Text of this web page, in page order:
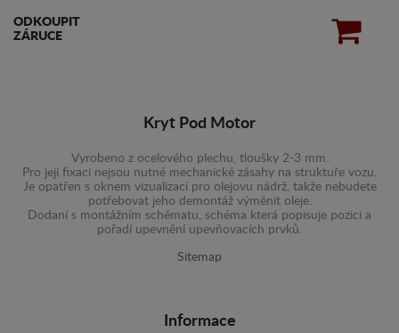
ODKOUPIT
ZÁRUCE
Kryt Pod Motor
Vyrobeno z ocelového plechu, tloušky 2-3 mm.
Pro její fixaci nejsou nutné mechanické zásahy na struktuře vozu.
Je opatřen s oknem vizualizací pro olejovu nádrž, takže nebudete
potřebovat jeho demontáž výměnit oleje.
Dodaní s montážním schématu, schéma která popisuje pozici a
pořadí upevnění upevňovacích prvků.
Sitemap
Informace